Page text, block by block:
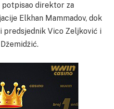
potpisao direktor za
Elkhan Mammadov, dok
predsjednik Vico Zeljković i